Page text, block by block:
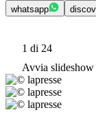
whatsapp
1 di 24
Avvia slideshow